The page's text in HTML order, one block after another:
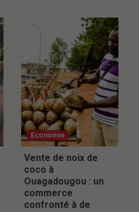
Economie
Vente de noix de
coco à
Ouagadougou : un
commerce
confronté à de